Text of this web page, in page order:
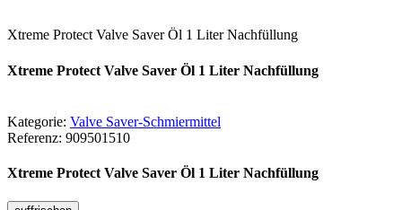
Xtreme Protect Valve Saver Öl 1 Liter Nachfüllung
Xtreme Protect Valve Saver Öl 1 Liter Nachfüllung
Kategorie: Valve Saver-Schmiermittel
Referenz: 909501510
Xtreme Protect Valve Saver Öl 1 Liter Nachfüllung